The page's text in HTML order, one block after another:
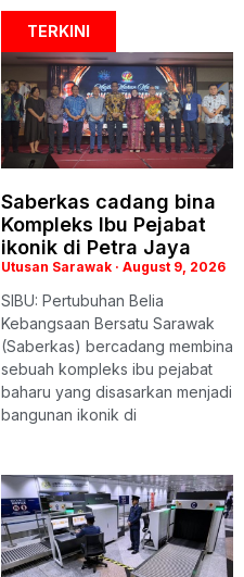
TERKINI
Saberkas cadang bina
Kompleks Ibu Pejabat
ikonik di Petra Jaya
Utusan Sarawak August 9, 2026
SIBU: Pertubuhan Belia
Kebangsaan Bersatu Sarawak
(Saberkas) bercadang membina
sebuah kompleks ibu pejabat
baharu yang disasarkan menjadi
bangunan ikonik di